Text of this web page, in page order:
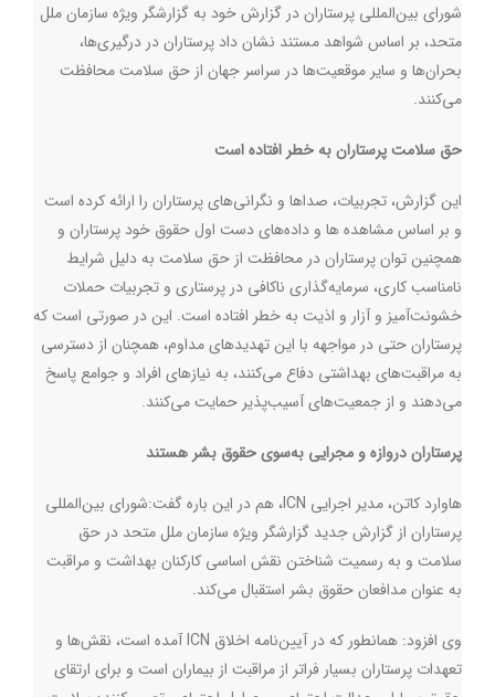
شورای بین‌المللی پرستاران در گزارش خود به گزارشگر ویژه سازمان ملل
متحد، بر اساس شواهد مستند نشان ‌داد پرستاران در درگیری‌ها،
بحران‌ها و سایر موقعیت‌ها در سراسر جهان از حق سلامت محافظت
می‌کنند.
حق سلامت پرستاران به خطر افتاده است
این گزارش، تجربیات، صداها و نگرانی‌های پرستاران را ارائه کرده است
و بر اساس مشاهده ها و داده‌های دست اول حقوق خود پرستاران و
همچنین توان پرستاران در محافظت از حق سلامت به دلیل شرایط
نامناسب کاری، سرمایه‌گذاری ناکافی در پرستاری و تجربیات حملات
خشونت‌آمیز و آزار و اذیت به خطر افتاده است. این در صورتی است که
پرستاران حتی در مواجهه با این تهدیدهای مداوم، همچنان از دسترسی
به مراقبت‌های بهداشتی دفاع می‌کنند، به نیازهای افراد و جوامع پاسخ
می‌دهند و از جمعیت‌های آسیب‌پذیر حمایت می‌کنند.
پرستاران دروازه و مجرایی به‌سوی حقوق بشر هستند
هاوارد کاتن، مدیر اجرایی ICN، هم در این باره گفت:شورای بین‌المللی
پرستاران از گزارش جدید گزارشگر ویژه سازمان ملل متحد در حق
سلامت و به رسمیت شناختن نقش اساسی کارکنان بهداشت و مراقبت
به عنوان مدافعان حقوق بشر استقبال می‌کند.
وی افزود: همانطور که در آیین‌نامه اخلاق ICNآمده است، نقش‌ها و
تعهدات پرستاران بسیار فراتر از مراقبت از بیماران است و برای ارتقای